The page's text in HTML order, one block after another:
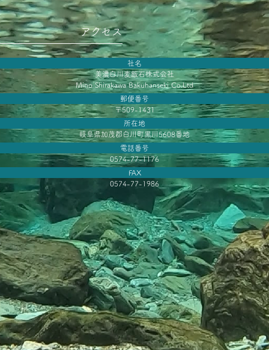
アクセス
社名
美濃白川麦飯石株式会社
Mino Shirakawa Bakuhanseki Co.Ltd
郵便番号
〒509-1431
所在地
岐阜県加茂郡白川町黒川5608番地
電話番号
0574-77-1176
FAX
0574-77-1986